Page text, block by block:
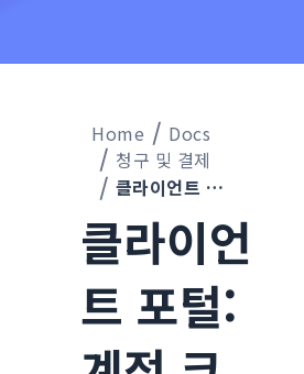
Home
Docs
청구 및 결제
클라이언트 포털: 계정 크레딧(자금) 추가하기
클라이언
트 포털: